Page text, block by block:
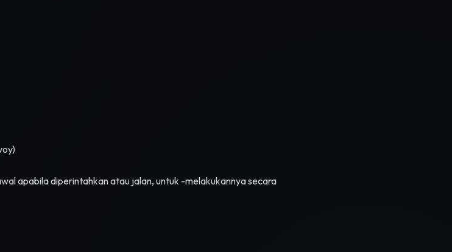
apabila diperintahkan atau jalan, untuk -melakukannya secara